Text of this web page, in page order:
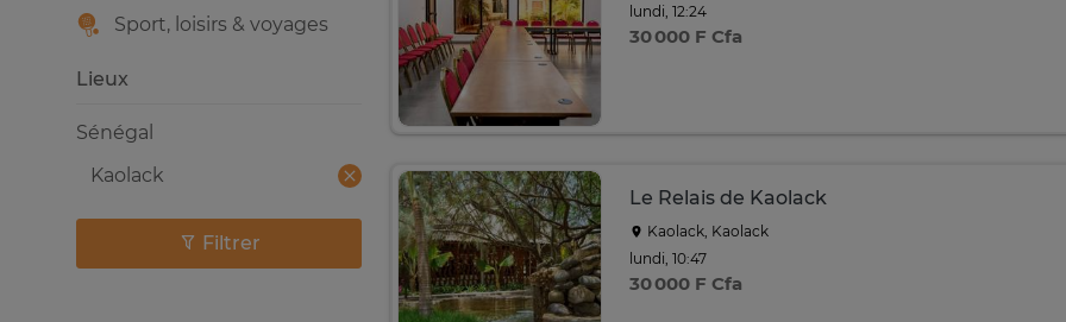
lundi, 12:24
30 000 F Cfa
Le Relais de Kaolack
Kaolack, Kaolack
lundi, 10:47
30 000 F Cfa
Sport, loisirs & voyages
Lieux
Sénégal
Kaolack
Filtrer